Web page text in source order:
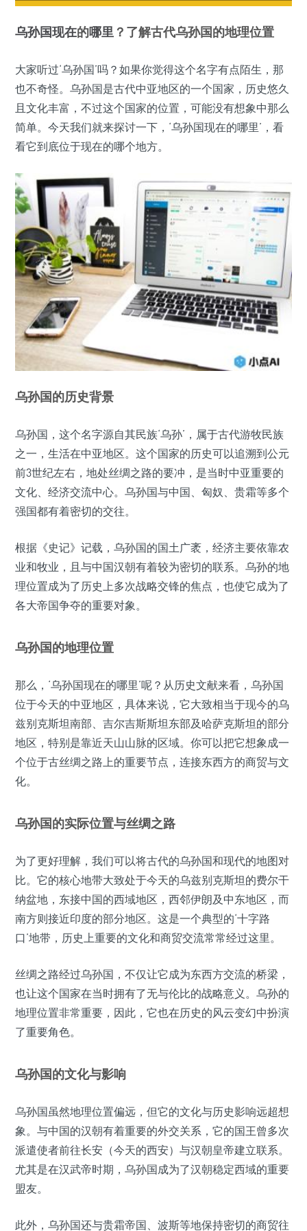
乌孙国现在的哪里 ？了解古代乌孙国的地理位置
大家听过‘乌孙国’吗？如果你觉得这个名字有点陌生，那
也不奇怪。乌孙国是古代中亚地区的一个国家，历史悠久
且文化丰富，不过这个国家的位置，可能没有想象中那么
简单。今天我们就来探讨一下，‘乌孙国现在的哪里’，看
看它到底位于现在的哪个地方。
乌孙国的历史背景
乌孙国，这个名字源自其民族‘乌孙’，属于古代游牧民族
之一，生活在中亚地区。这个国家的历史可以追溯到公元
前3世纪左右，地处丝绸之路的要冲，是当时中亚重要的
文化、经济交流中心。乌孙国与中国、匈奴、贵霜等多个
强国都有着密切的交往。
根据《史记》记载，乌孙国的国土广袤，经济主要依靠农
业和牧业，且与中国汉朝有着较为密切的联系。乌孙的地
理位置成为了历史上多次战略交锋的焦点，也使它成为了
各大帝国争夺的重要对象。
乌孙国的地理位置
那么，‘乌孙国现在的哪里’呢？从历史文献来看，乌孙国
位于今天的中亚地区，具体来说，它大致相当于现今的乌
兹别克斯坦南部、吉尔吉斯斯坦东部及哈萨克斯坦的部分
地区，特别是靠近天山山脉的区域。你可以把它想象成一
个位于古丝绸之路上的重要节点，连接东西方的商贸与文
化。
乌孙国的实际位置与丝绸之路
为了更好理解，我们可以将古代的乌孙国和现代的地图对
比。它的核心地带大致处于今天的乌兹别克斯坦的费尔干
纳盆地，东接中国的西域地区，西邻伊朗及中东地区，而
南方则接近印度的部分地区。这是一个典型的‘十字路
口’地带，历史上重要的文化和商贸交流常常经过这里。
丝绸之路经过乌孙国，不仅让它成为东西方交流的桥梁，
也让这个国家在当时拥有了无与伦比的战略意义。乌孙的
地理位置非常重要，因此，它也在历史的风云变幻中扮演
了重要角色。
乌孙国的文化与影响
乌孙国虽然地理位置偏远，但它的文化与历史影响远超想
象。与中国的汉朝有着重要的外交关系，它的国王曾多次
派遣使者前往长安（今天的西安）与汉朝皇帝建立联系。
尤其是在汉武帝时期，乌孙国成为了汉朝稳定西域的重要
盟友。
此外，乌孙国还与贵霜帝国、波斯等地保持密切的商贸往